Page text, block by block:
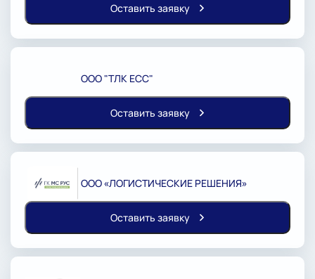
Оставить заявку
ООО "ТЛК ЕСС"
Оставить заявку
ООО «ЛОГИСТИЧЕСКИЕ РЕШЕНИЯ»
Оставить заявку